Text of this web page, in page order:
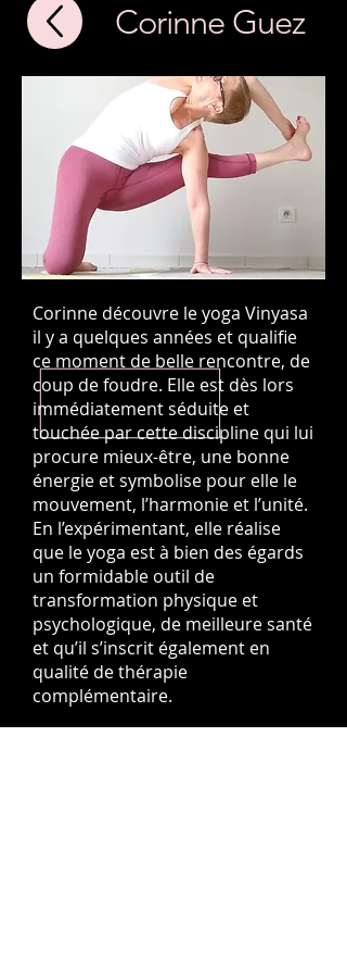
Corinne Guez
Corinne découvre le yoga Vinyasa
il y a quelques années et qualifie
ce moment de belle rencontre, de
coup de foudre. Elle est dès lors
immédiatement séduite et
touchée par cette discipline qui lui
procure mieux-être, une bonne
énergie et symbolise pour elle le
mouvement, l’harmonie et l’unité.
En l’expérimentant, elle réalise
que le yoga est à bien des égards
un formidable outil de
transformation physique et
psychologique, de meilleure santé
et qu’il s’inscrit également en
qualité de thérapie
complémentaire.